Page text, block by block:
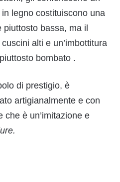
legno costituiscono una
piuttosto bassa, ma il
alti e un’imbottitura
bombato .
di prestigio, è
artigianalmente e con
che è un’imitazione e